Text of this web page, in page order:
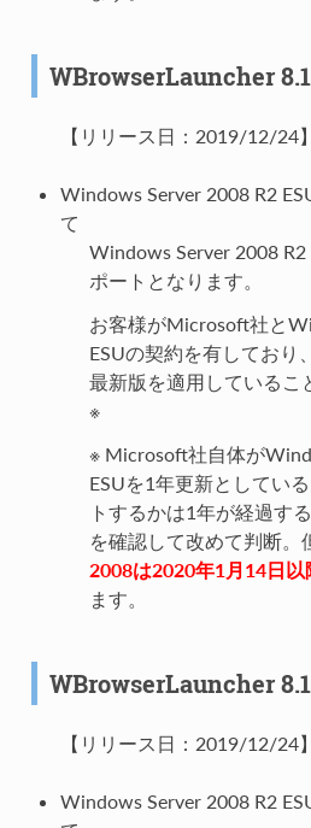
WBrowserLauncher
【リリース日：2019/12/24】
Windows Server 2008 R2
て
Windows Server 2008
ポートとなります。
お客様がMicrosoft社と
ESUの契約を有しており
最新版を適用しているこ
※
※ Microsoft社自体が
ESUを1年更新としてい
トするかは1年が経過す
を確認して改めて判断。
2008は2020年1月14日以
ます。
WBrowserLauncher
【リリース日：2019/12/24】
Windows Server 2008 R2